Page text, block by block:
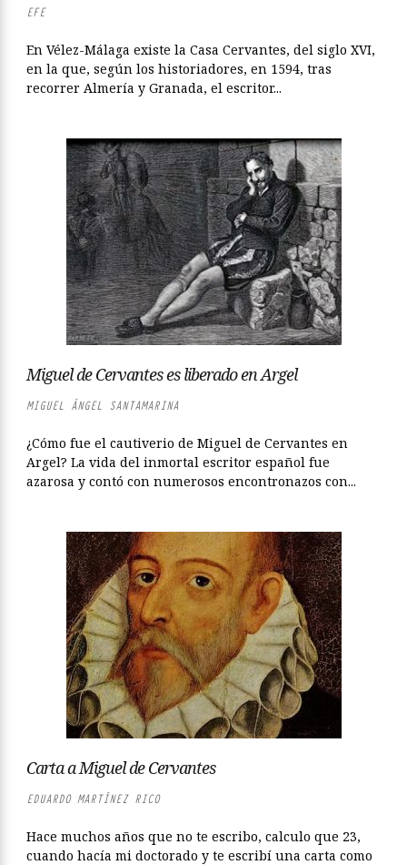
EFE
En Vélez-Málaga existe la Casa Cervantes, del siglo XVI,
en la que, según los historiadores, en 1594, tras
recorrer Almería y Granada, el escritor...
Miguel de Cervantes es liberado en Argel
MIGUEL ÁNGEL SANTAMARINA
¿Cómo fue el cautiverio de Miguel de Cervantes en
Argel? La vida del inmortal escritor español fue
azarosa y contó con numerosos encontronazos con...
Carta a Miguel de Cervantes
EDUARDO MARTÍNEZ RICO
Hace muchos años que no te escribo, calculo que 23,
cuando hacía mi doctorado y te escribí una carta como